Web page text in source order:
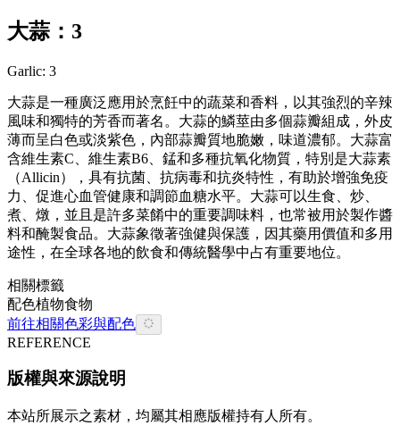
大蒜：3
Garlic: 3
大蒜是一種廣泛應用於烹飪中的蔬菜和香料，以其強烈的辛辣
風味和獨特的芳香而著名。大蒜的鱗莖由多個蒜瓣組成，外皮
薄而呈白色或淡紫色，內部蒜瓣質地脆嫩，味道濃郁。大蒜富
含維生素C、維生素B6、錳和多種抗氧化物質，特別是大蒜素
（Allicin），具有抗菌、抗病毒和抗炎特性，有助於增強免疫
力、促進心血管健康和調節血糖水平。大蒜可以生食、炒、
煮、燉，並且是許多菜餚中的重要調味料，也常被用於製作醬
料和醃製食品。大蒜象徵著強健與保護，因其藥用價值和多用
途性，在全球各地的飲食和傳統醫學中占有重要地位。
相關標籤
配色植物食物
前往相關色彩與配色
REFERENCE
版權與來源說明
本站所展示之素材，均屬其相應版權持有人所有。